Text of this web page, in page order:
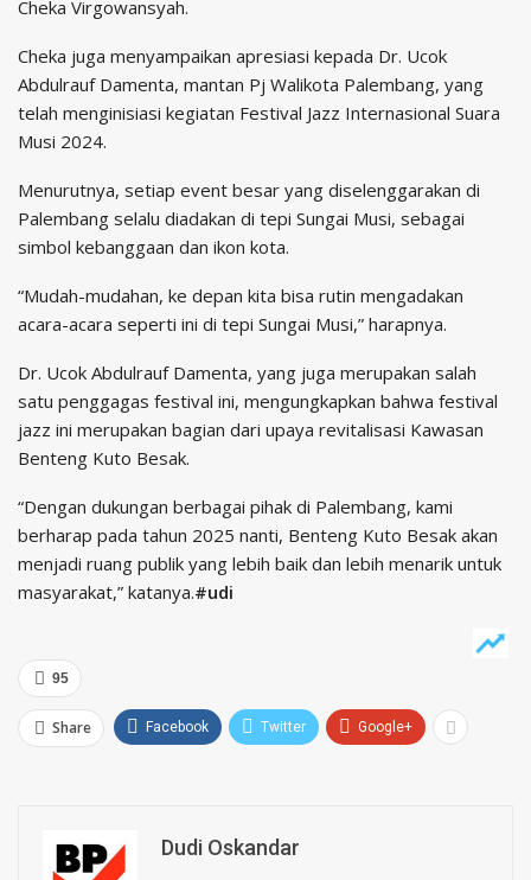
Cheka Virgowansyah.
Cheka juga menyampaikan apresiasi kepada Dr. Ucok
Abdulrauf Damenta, mantan Pj Walikota Palembang, yang
telah menginisiasi kegiatan Festival Jazz Internasional Suara
Musi 2024.
Menurutnya, setiap event besar yang diselenggarakan di
Palembang selalu diadakan di tepi Sungai Musi, sebagai
simbol kebanggaan dan ikon kota.
“Mudah-mudahan, ke depan kita bisa rutin mengadakan
acara-acara seperti ini di tepi Sungai Musi,” harapnya.
Dr. Ucok Abdulrauf Damenta, yang juga merupakan salah
satu penggagas festival ini, mengungkapkan bahwa festival
jazz ini merupakan bagian dari upaya revitalisasi Kawasan
Benteng Kuto Besak.
“Dengan dukungan berbagai pihak di Palembang, kami
berharap pada tahun 2025 nanti, Benteng Kuto Besak akan
menjadi ruang publik yang lebih baik dan lebih menarik untuk
masyarakat,” katanya.#udi
95
Share Facebook Twitter Google+
Dudi Oskandar